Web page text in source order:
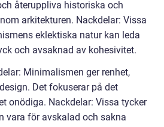
återuppliva historiska och
arkitekturen. Nackdelar: Vissa
eklektiska natur kan leda
och avsaknad av kohesivitet.
Minimalismen ger renhet,
Det fokuserar på det
onödiga. Nackdelar: Vissa tycker
vara för avskalad och sakna